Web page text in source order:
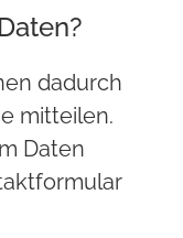
dadurch
mitteilen.
Daten